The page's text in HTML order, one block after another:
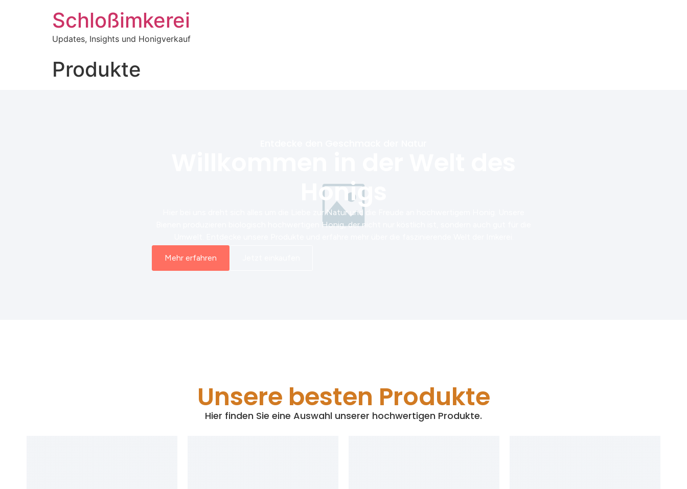
Schloßimkerei
Updates, Insights und Honigverkauf
Produkte
Honigs
Hier bei uns dreht sich alles um die Liebe zur Natur und die Freude an hochwertigem Honig. Unsere
Bienen produzieren biologisch hochwertigen Honig, der nicht nur köstlich ist, sondern auch gut für die
Mehr erfahren
Unsere besten Produkte
Hier finden Sie eine Auswahl unserer hochwertigen Produkte.